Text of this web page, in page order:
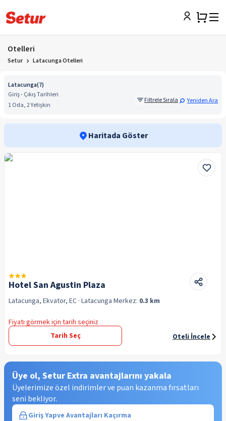
Otelleri
Setur Latacunga Otelleri
Latacunga(7)
Giriş - Çıkış Tarihleri
1 Oda, 2 Yetişkin
Filtrele Sırala Yeniden Ara
Haritada Göster
Hotel San Agustin Plaza
Latacunga, Ekvator, EC · Latacunga Merkez: 0.3 km
Fiyatı görmek için tarih seçiniz
Tarih Seç
Oteli İncele
Üye ol, Setur Extra avantajlarını yakala
Üyelerimize özel indirimler ve puan kazanma fırsatları
seni bekliyor.
Giriş Yapve Avantajları Kaçırma